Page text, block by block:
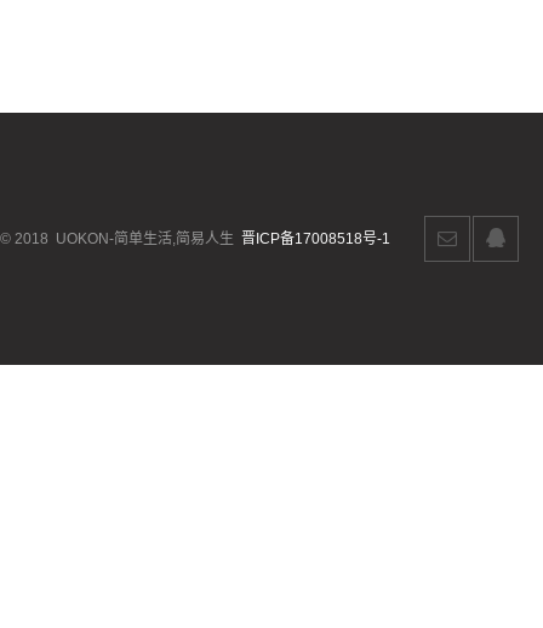
© 2018 UOKON-简单生活,简易人生 晋ICP备17008518号-1